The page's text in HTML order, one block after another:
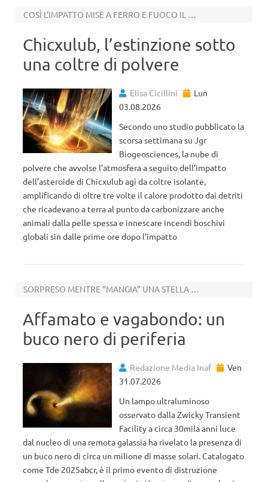
COSÌ L’IMPATTO MISE A FERRO E FUOCO IL MONDO DEI DINOSAURI
Chicxulub, l’estinzione sotto
una coltre di polvere
Elisa Cicillini
Lun
03.08.2026
Secondo uno studio pubblicato la
scorsa settimana su Jgr
Biogeosciences, la nube di
polvere che avvolse l’atmosfera a seguito dell’impatto
dell’asteroide di Chicxulub agì da coltre isolante,
amplificando di oltre tre volte il calore prodotto dai detriti
che ricadevano a terra al punto da carbonizzare anche
animali dalla pelle spessa e innescare incendi boschivi
globali sin dalle prime ore dopo l’impatto
SORPRESO MENTRE “MANGIA” UNA STELLA AI MARGINI DI UNA GALASSIA
Affamato e vagabondo: un
buco nero di periferia
Redazione Media Inaf
Ven
31.07.2026
Un lampo ultraluminoso
osservato dalla Zwicky Transient
Facility a circa 30mila anni luce
dal nucleo di una remota galassia ha rivelato la presenza di
un buco nero di circa un milione di masse solari. Catalogato
come Tde 2025abcr, è il primo evento di distruzione